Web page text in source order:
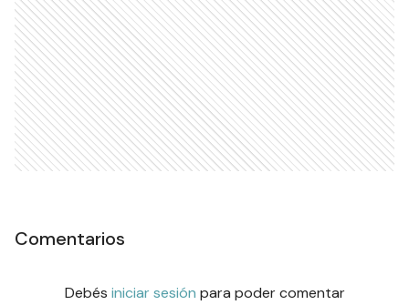
Comentarios
Debés iniciar sesión para poder comentar